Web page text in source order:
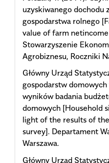
uzyskiwanego dochodu
gospodarstwa rolnego
value of farm
Stowarzyszenie
Agrobiznesu, Roczniki
Główny Urząd
gospodarstw
wyników badania
domowych [Household
light of the results of
survey]. Departament
Warszawa.
Główny Urząd